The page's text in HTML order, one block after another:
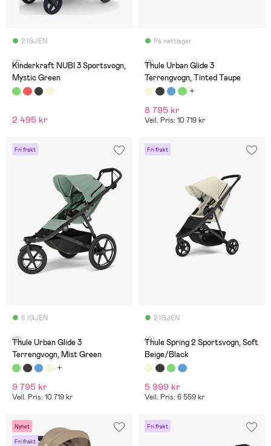
2 IGJEN
(3)
Kinderkraft NUBI 3 Sportsvogn,
Mystic Green
2 495 kr
På nettlager
(2)
Thule Urban Glide 3
Terrengvogn, Tinted Taupe
8 795 kr
Veil. Pris: 10 719 kr
Fri frakt
6 IGJEN
(2)
Thule Urban Glide 3
Terrengvogn, Mist Green
9 795 kr
Veil. Pris: 10 719 kr
Fri frakt
2 IGJEN
(0)
Thule Spring 2 Sportsvogn, Soft
Beige/Black
5 999 kr
Veil. Pris: 6 559 kr
Nyhet
Fri frakt
Fri frakt